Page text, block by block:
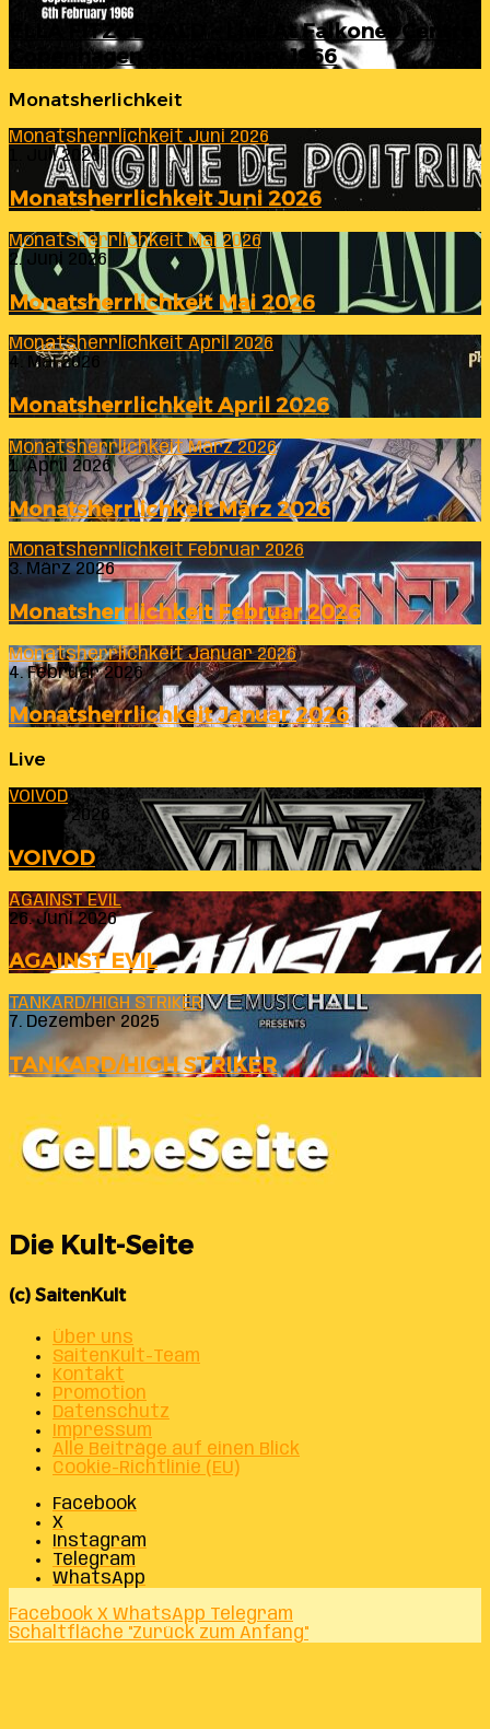
ELLA FITZGERALD – Live At Falkoner Centre
Copenhagen 6th February 1966
Monatsherlichkeit
Monatsherrlichkeit Juni 2026
1. Juli 2026
Monatsherrlichkeit Juni 2026
Monatsherrlichkeit Mai 2026
2. Juni 2026
Monatsherrlichkeit Mai 2026
Monatsherrlichkeit April 2026
4. Mai 2026
Monatsherrlichkeit April 2026
Monatsherrlichkeit März 2026
1. April 2026
Monatsherrlichkeit März 2026
Monatsherrlichkeit Februar 2026
3. März 2026
Monatsherrlichkeit Februar 2026
Monatsherrlichkeit Januar 2026
4. Februar 2026
Monatsherrlichkeit Januar 2026
Live
VOIVOD
23. Juli 2026
VOIVOD
AGAINST EVIL
26. Juni 2026
AGAINST EVIL
TANKARD/HIGH STRIKER
7. Dezember 2025
TANKARD/HIGH STRIKER
Die Kult-Seite
(c) SaitenKult
Über uns
SaitenKult-Team
Kontakt
Promotion
Datenschutz
Impressum
Alle Beiträge auf einen Blick
Cookie-Richtlinie (EU)
Facebook
X
Instagram
Telegram
WhatsApp
Facebook X WhatsApp Telegram
Schaltfläche "Zurück zum Anfang"